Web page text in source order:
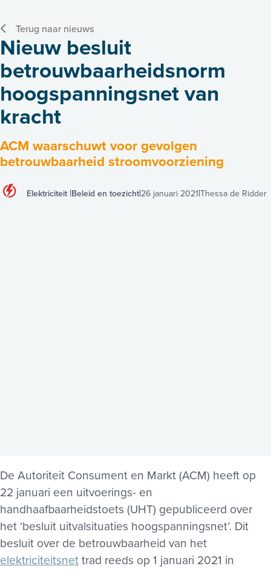
Terug naar nieuws
Nieuw besluit
betrouwbaarheidsnorm
hoogspanningsnet van
kracht
ACM waarschuwt voor gevolgen
betrouwbaarheid stroomvoorziening
Elektriciteit Beleid en toezicht 26 januari 2021 Thessa de Ridder
De Autoriteit Consument en Markt (ACM) heeft op
22 januari een uitvoerings- en
handhaafbaarheidstoets (UHT) gepubliceerd over
het ‘besluit uitvalsituaties hoogspanningsnet’. Dit
besluit over de betrouwbaarheid van het
elektriciteitsnet trad reeds op 1 januari 2021 in